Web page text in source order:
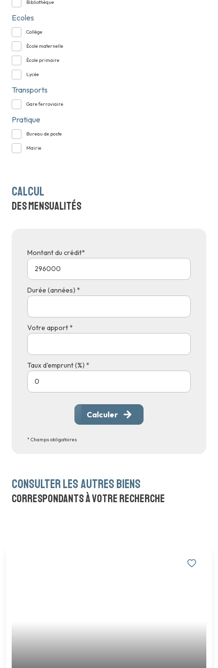
Bibliothèque
Ecoles
Collège
École maternelle
École primaire
Lycée
Transports
Gare ferroviaire
Pratique
Bureau de poste
Mairie
calcul
des mensualités
Montant du crédit*
Durée (années) *
Votre apport *
Taux d'emprunt (%) *
Calculer
* Champs obligatoires
consulter les autres biens
correspondants à votre recherche